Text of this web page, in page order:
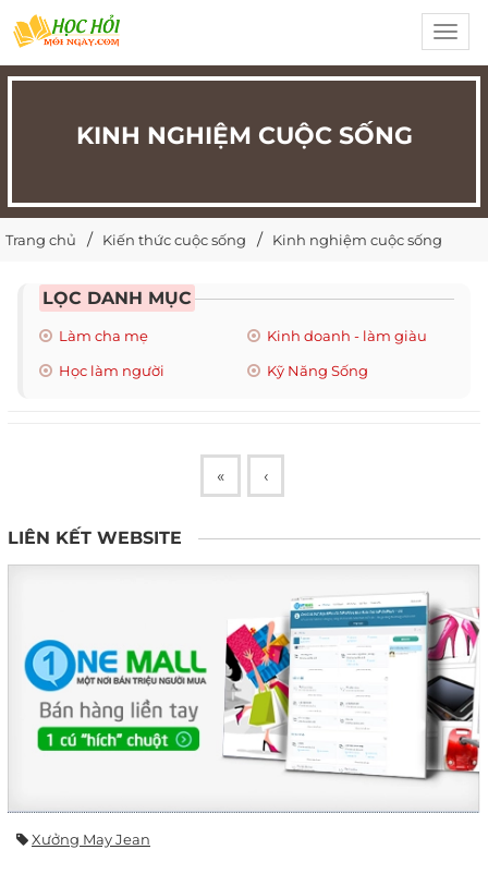
KINH NGHIỆM CUỘC SỐNG
Trang chủ Kiến thức cuộc sống Kinh nghiệm cuộc sống
LỌC DANH MỤC
Làm cha mẹ
Kinh doanh - làm giàu
Học làm người
Kỹ Năng Sống
« ‹
LIÊN KẾT WEBSITE
Xưởng May Jean